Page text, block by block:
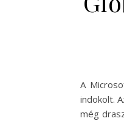
A
indokolt.
még